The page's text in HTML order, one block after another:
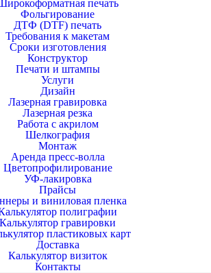
печать
Фольгирование
ДТФ (DTF) печать
Требования к макетам
Сроки изготовления
Конструктор
Печати и штампы
Услуги
Дизайн
Лазерная гравировка
Лазерная резка
Работа с акрилом
Шелкография
Монтаж
Аренда пресс-волла
Цветопрофилирование
УФ-лакировка
Прайсы
и виниловая пленка
полиграфии
Калькулятор гравировки
пластиковых карт
Доставка
Калькулятор визиток
Контакты